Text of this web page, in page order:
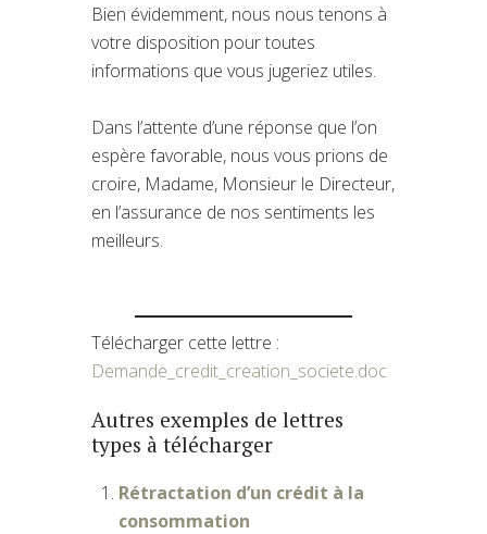
Bien évidemment, nous nous tenons à
votre disposition pour toutes
informations que vous jugeriez utiles.
Dans l’attente d’une réponse que l’on
espère favorable, nous vous prions de
croire, Madame, Monsieur le Directeur,
en l’assurance de nos sentiments les
meilleurs.
Télécharger cette lettre :
Demande_credit_creation_societe.doc
Autres exemples de lettres
types à télécharger
Rétractation d’un crédit à la
consommation